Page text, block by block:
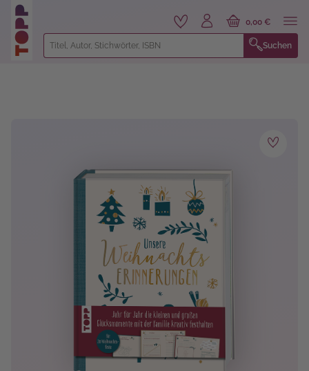
springen
Suchen
0,00 €